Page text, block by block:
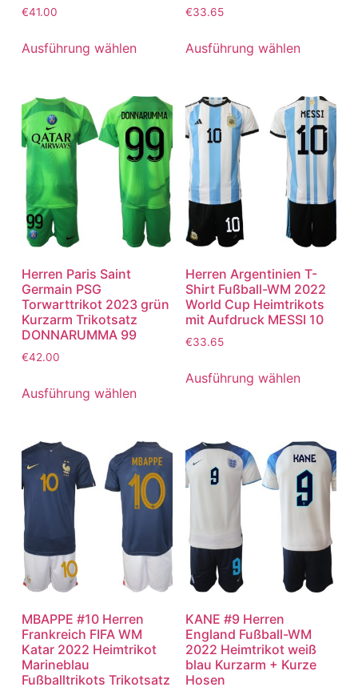
€41.00
Ausführung wählen
€33.65
Ausführung wählen
Herren Paris Saint
Germain PSG
Torwarttrikot 2023 grün
Kurzarm Trikotsatz
DONNARUMMA 99
€42.00
Ausführung wählen
Herren Argentinien T-
Shirt Fußball-WM 2022
World Cup Heimtrikots
mit Aufdruck MESSI 10
€33.65
Ausführung wählen
MBAPPE #10 Herren
Frankreich FIFA WM
Katar 2022 Heimtrikot
Marineblau
Fußballtrikots Trikotsatz
KANE #9 Herren
England Fußball-WM
2022 Heimtrikot weiß
blau Kurzarm + Kurze
Hosen